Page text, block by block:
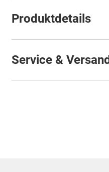
Produktdetails
Service & Versand